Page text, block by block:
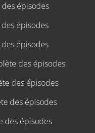
épisodes
épisodes
épisodes
des épisodes
des épisodes
des épisodes
des épisodes